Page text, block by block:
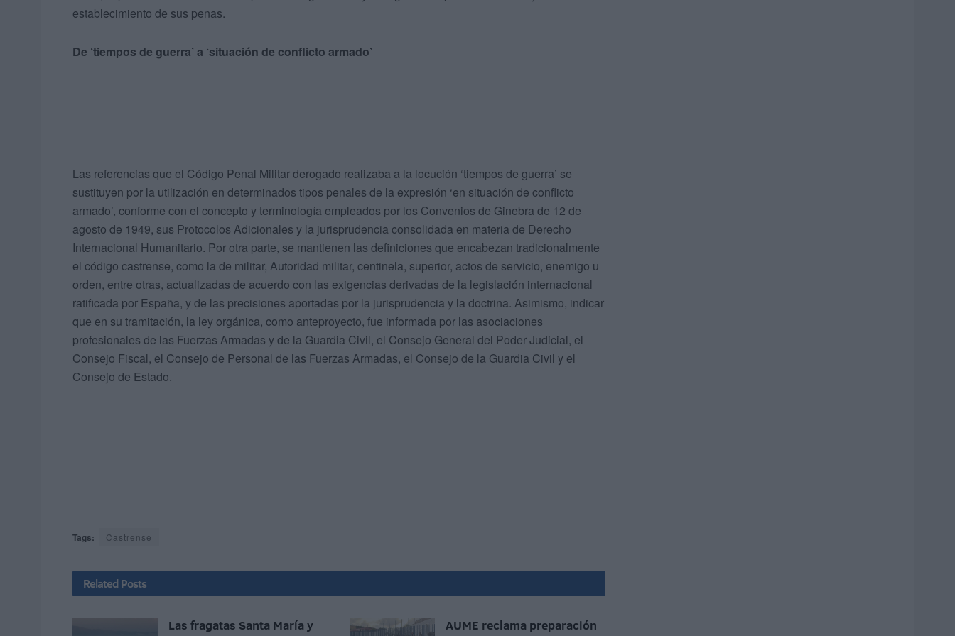
establecimiento de sus penas.
De ‘tiempos de guerra’ a ‘situación de conflicto armado’
Las referencias que el Código Penal Militar derogado realizaba a la locución ‘tiempos de guerra’ se
sustituyen por la utilización en determinados tipos penales de la expresión ‘en situación de conflicto
armado’, conforme con el concepto y terminología empleados por los Convenios de Ginebra de 12 de
agosto de 1949, sus Protocolos Adicionales y la jurisprudencia consolidada en materia de Derecho
Internacional Humanitario. Por otra parte, se mantienen las definiciones que encabezan tradicionalmente
el código castrense, como la de militar, Autoridad militar, centinela, superior, actos de servicio, enemigo u
orden, entre otras, actualizadas de acuerdo con las exigencias derivadas de la legislación internacional
ratificada por España, y de las precisiones aportadas por la jurisprudencia y la doctrina. Asimismo, indicar
que en su tramitación, la ley orgánica, como anteproyecto, fue informada por las asociaciones
profesionales de las Fuerzas Armadas y de la Guardia Civil, el Consejo General del Poder Judicial, el
Consejo Fiscal, el Consejo de Personal de las Fuerzas Armadas, el Consejo de la Guardia Civil y el
Consejo de Estado.
Tags: Castrense
Related Posts
Las fragatas Santa María y
AUME reclama preparación